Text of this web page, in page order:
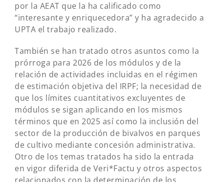
por la AEAT que la ha calificado como
“interesante y enriquecedora” y ha agradecido a
UPTA el trabajo realizado.
También se han tratado otros asuntos como la
prórroga para 2026 de los módulos y de la
relación de actividades incluidas en el régimen
de estimación objetiva del IRPF; la necesidad de
que los límites cuantitativos excluyentes de
módulos se sigan aplicando en los mismos
términos que en 2025 así como la inclusión del
sector de la producción de bivalvos en parques
de cultivo mediante concesión administrativa.
Otro de los temas tratados ha sido la entrada
en vigor diferida de Veri*Factu y otros aspectos